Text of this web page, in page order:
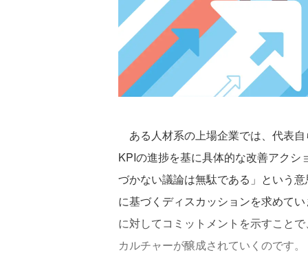
ある人材系の上場企業では、代表
KPIの進捗を基に具体的な改善アク
づかない議論は無駄である」という
に基づくディスカッションを求めて
に対してコミットメントを示すこと
カルチャーが醸成されていくのです。